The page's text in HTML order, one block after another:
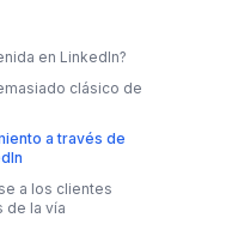
en LinkedIn?
clásico de
a través de
a los clientes
de la vía